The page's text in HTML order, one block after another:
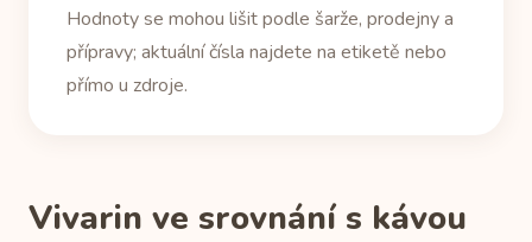
Hodnoty se mohou lišit podle šarže, prodejny a
přípravy; aktuální čísla najdete na etiketě nebo
přímo u zdroje.
Vivarin ve srovnání s kávou